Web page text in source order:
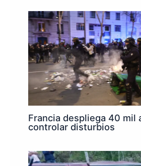
Francia despliega 40 mil
controlar disturbios